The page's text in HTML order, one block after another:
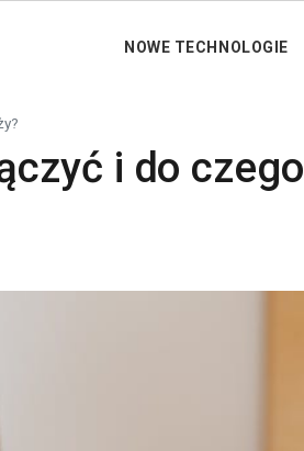
NOWE TECHNOLOGIE
i do czego